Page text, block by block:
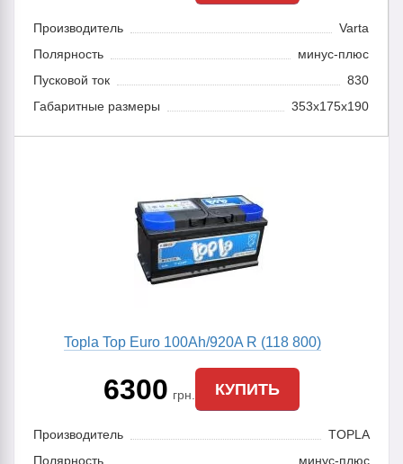
Производитель
Varta
Полярность
минус-плюс
Пусковой ток
830
Габаритные размеры
353x175x190
Topla Top Euro 100Ah/920A R (118 800)
6300 грн. КУПИТЬ
Производитель
TOPLA
Полярность
минус-плюс